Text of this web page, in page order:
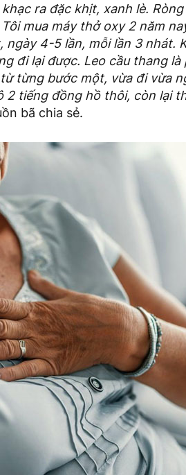
ra đặc khịt, xanh lè.
mua máy thở oxy 2 năm
4-5 lần, mỗi lần 3 nhát.
đi lại được. Leo cầu thang là
từng bước một, vừa đi vừa
tiếng đồng hồ thôi, còn lại
bã chia sẻ.